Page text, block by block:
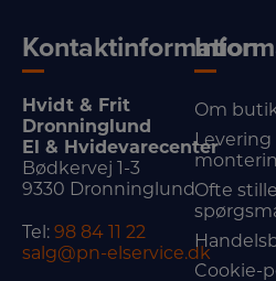
Kontaktinformation
Hvidt & Frit
Dronninglund
El & Hvidevarecenter
Bødkervej 1-3
9330 Dronninglund
Tel: 98 84 11 22
salg@pn-elservice.dk
Om
Levering
Ofte
Cookie-